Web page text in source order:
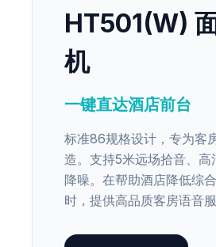
HT501(W)
机
一键直达酒店前台
标准86规格设计，专为客
造。支持5米远场拾音、高
降噪。在帮助酒店降低综
时，提供高品质客房语音服